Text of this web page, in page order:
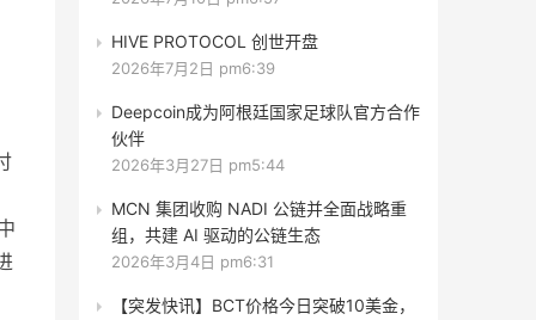
HIVE PROTOCOL 创世开盘
2026年7月2日 pm6:39
Deepcoin成为阿根廷国家足球队官方合作
伙伴
2026年3月27日 pm5:44
MCN 集团收购 NADI 公链并全面战略重
组，共建 AI 驱动的公链生态
2026年3月4日 pm6:31
【突发快讯】BCT价格今日突破10美金，